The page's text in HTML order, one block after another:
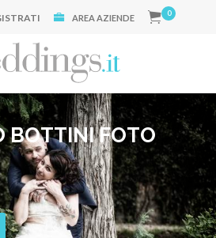
AREA AZIENDE 0
BOTTINI FOTO